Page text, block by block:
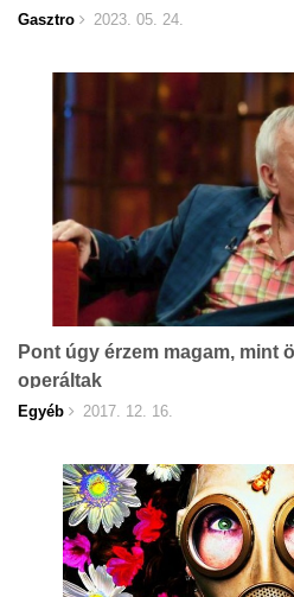
Gasztro 2023. 05. 24.
Pont úgy érzem magam, mint
operáltak
Egyéb 2017. 12. 16.